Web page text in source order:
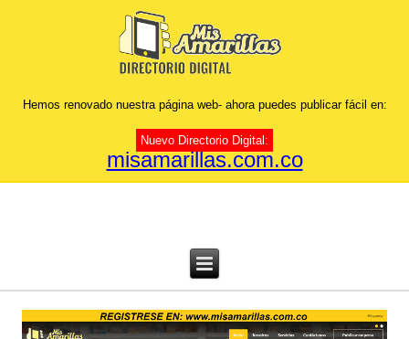
Hemos renovado nuestra página web- ahora puedes publicar fácil en:
Nuevo Directorio Digital:
misamarillas.com.co